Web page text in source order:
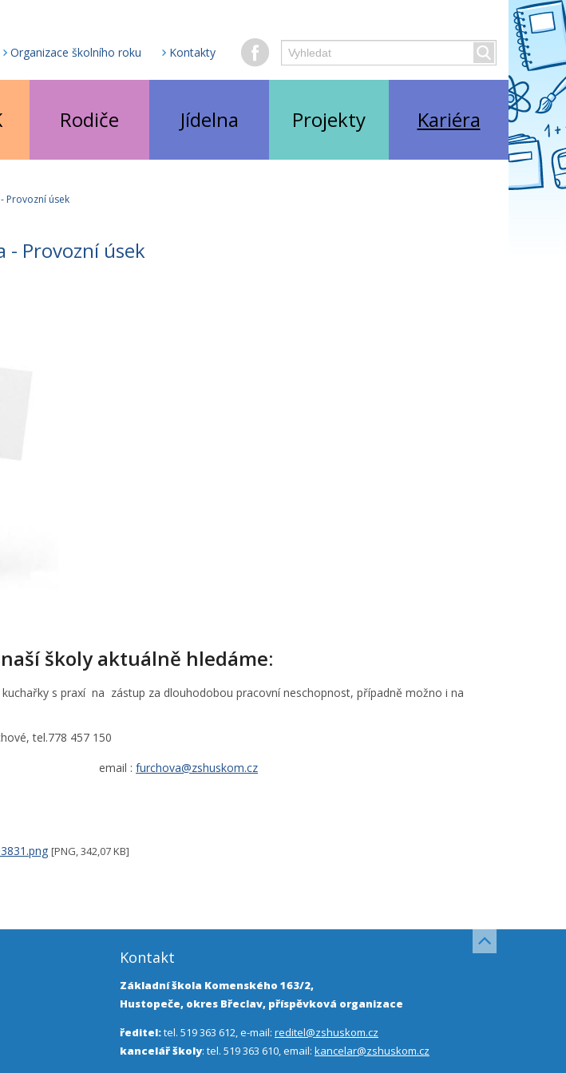
Organizace školního roku Kontakty
Hledaný
text
Vyhledat
Rodiče Jídelna Projekty Kariéra
Provozní úsek
- Provozní úsek
školy aktuálně hledáme:
s praxí na zástup za dlouhodobou pracovní neschopnost, případně možno i na
tel.778 457 150
: furchova@zshuskom.cz
[PNG, 342,07 KB]
Kontakt
Základní škola Komenského 163/2,
Hustopeče, okres Břeclav, příspěvková organizace
ředitel:tel. 519 363 612, e-mail: reditel@zshuskom.cz
kancelář školy: tel. 519 363 610, email: kancelar@zshuskom.cz